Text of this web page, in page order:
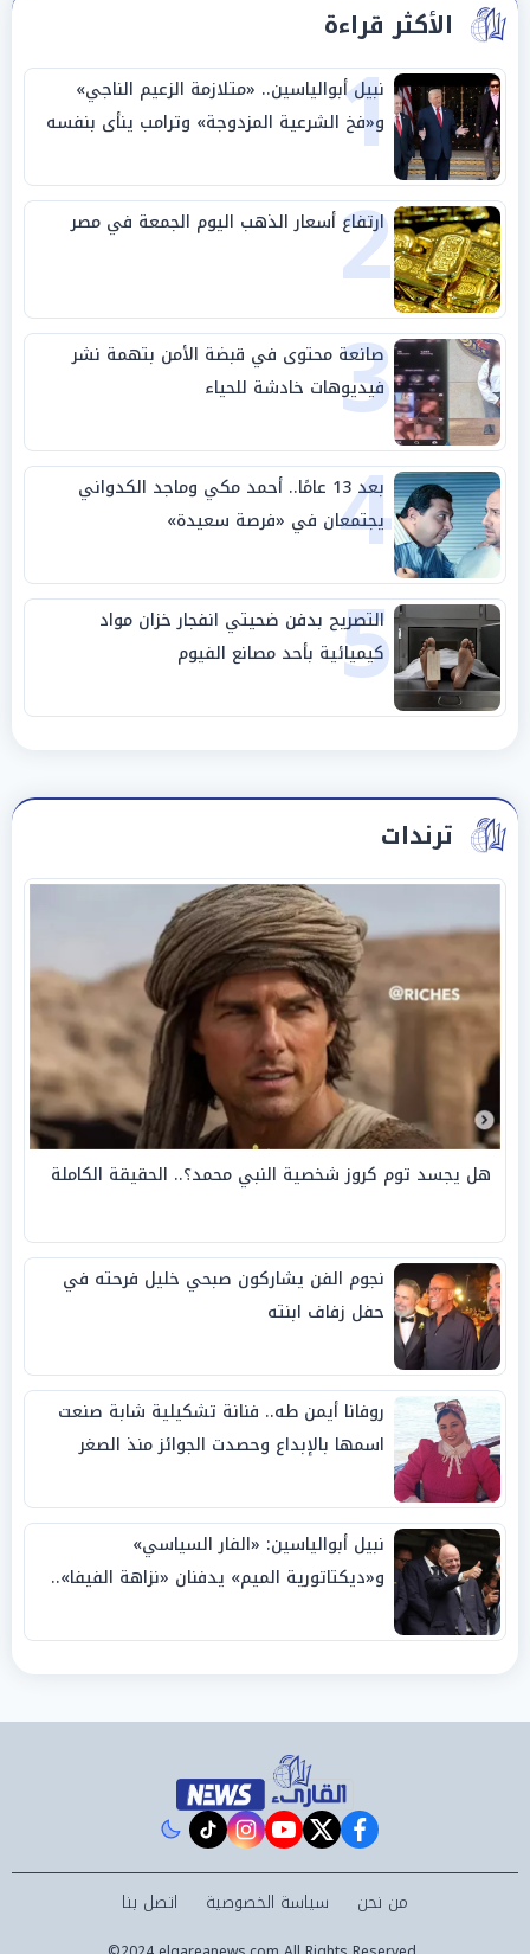
الأكثر قراءة
1
نبيل أبوالياسين.. «متلازمة الزعيم الناجي»
و«فخ الشرعية المزدوجة» وترامب ينأى بنفسه
وحليفه في «ميتم استراتيجي»
2
ارتفاع أسعار الذهب اليوم الجمعة في مصر
3
صانعة محتوى في قبضة الأمن بتهمة نشر
فيديوهات خادشة للحياء
4 بعد 13 عامًا.. أحمد مكي وماجد الكدواني
يجتمعان في «فرصة سعيدة»
5
التصريح بدفن ضحيتي انفجار خزان مواد
كيميائية بأحد مصانع الفيوم
ترندات
هل يجسد توم كروز شخصية النبي محمد؟.. الحقيقة الكاملة
نجوم الفن يشاركون صبحي خليل فرحته في
حفل زفاف ابنته
روفانا أيمن طه.. فنانة تشكيلية شابة صنعت
اسمها بالإبداع وحصدت الجوائز منذ الصغر
نبيل أبوالياسين: «الفار السياسي»
و«ديكتاتورية الميم» يدفنان «نزاهة الفيفا»..
facebook
twitter
youtube
instagram
tiktok
من نحن سياسة الخصوصية اتصل بنا